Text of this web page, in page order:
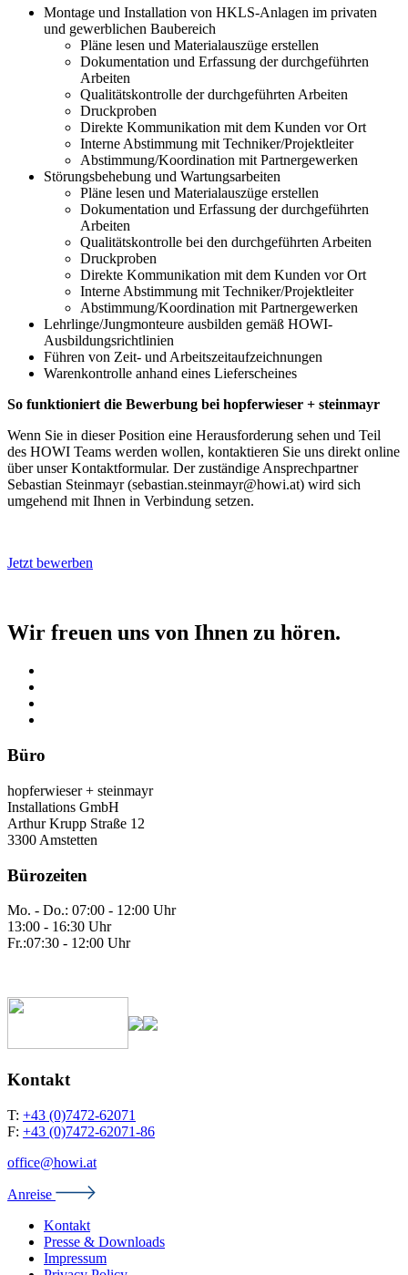
Montage und Installation von HKLS-Anlagen im privaten
und gewerblichen Baubereich
Pläne lesen und Materialauszüge erstellen
Dokumentation und Erfassung der durchgeführten
Arbeiten
Qualitätskontrolle der durchgeführten Arbeiten
Druckproben
Direkte Kommunikation mit dem Kunden vor Ort
Interne Abstimmung mit Techniker/Projektleiter
Abstimmung/Koordination mit Partnergewerken
Störungsbehebung und Wartungsarbeiten
Pläne lesen und Materialauszüge erstellen
Dokumentation und Erfassung der durchgeführten
Arbeiten
Qualitätskontrolle bei den durchgeführten Arbeiten
Druckproben
Direkte Kommunikation mit dem Kunden vor Ort
Interne Abstimmung mit Techniker/Projektleiter
Abstimmung/Koordination mit Partnergewerken
Lehrlinge/Jungmonteure ausbilden gemäß HOWI-
Ausbildungsrichtlinien
Führen von Zeit- und Arbeitszeitaufzeichnungen
Warenkontrolle anhand eines Lieferscheines
So funktioniert die Bewerbung bei hopferwieser + steinmayr
Wenn Sie in dieser Position eine Herausforderung sehen und Teil
des HOWI Teams werden wollen, kontaktieren Sie uns direkt online
über unser Kontaktformular. Der zuständige Ansprechpartner
Sebastian Steinmayr (sebastian.steinmayr@howi.at) wird sich
umgehend mit Ihnen in Verbindung setzen.
Jetzt bewerben
Wir freuen uns von Ihnen zu hören.
Büro
hopferwieser + steinmayr
Installations GmbH
Arthur Krupp Straße 12
3300 Amstetten
Bürozeiten
Mo. - Do.: 07:00 - 12:00 Uhr
13:00 - 16:30 Uhr
Fr.:07:30 - 12:00 Uhr
Kontakt
T: +43 (0)7472-62071
F: +43 (0)7472-62071-86
office@howi.at
Anreise
Kontakt
Presse & Downloads
Impressum